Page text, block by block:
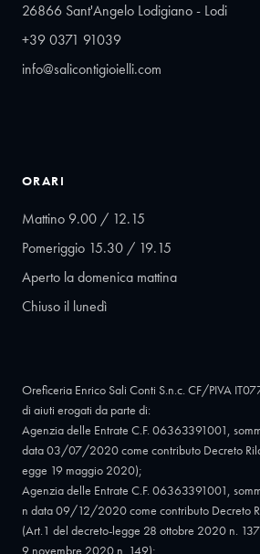
26866 Sant'Angelo Lodigiano - Lodi
+39 0371 91039
info@salicontigioielli.com
ORARI
Mattino 9.00 / 12.15
Pomeriggio 15.30 / 19.15
Aperto la domenica mattina
Chiuso il lunedì
Oreficeria Enrico Sali Conti S.n.c. CF/PIVA
di aiuti erogati da parte di:
Agenzia delle Entrate C.F. 06363391001,
data 03/07/2020 come contributo Decreto
egge 19 maggio 2020);
Agenzia delle Entrate C.F. 06363391001,
n data 09/12/2020 come contributo Decreto
(Art.1 del decreto-legge 28 ottobre 2020 n.
9 novembre 2020 n. 149);